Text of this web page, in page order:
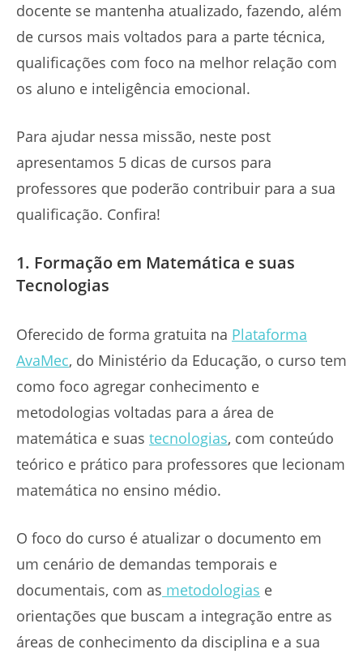
docente se mantenha atualizado, fazendo, além
de cursos mais voltados para a parte técnica,
qualificações com foco na melhor relação com
os aluno e inteligência emocional.
Para ajudar nessa missão, neste post
apresentamos 5 dicas de cursos para
professores que poderão contribuir para a sua
qualificação. Confira!
1. Formação em Matemática e suas
Tecnologias
Oferecido de forma gratuita na Plataforma
AvaMec, do Ministério da Educação, o curso tem
como foco agregar conhecimento e
metodologias voltadas para a área de
matemática e suas tecnologias, com conteúdo
teórico e prático para professores que lecionam
matemática no ensino médio.
O foco do curso é atualizar o documento em
um cenário de demandas temporais e
documentais, com as metodologias e
orientações que buscam a integração entre as
áreas de conhecimento da disciplina e a sua